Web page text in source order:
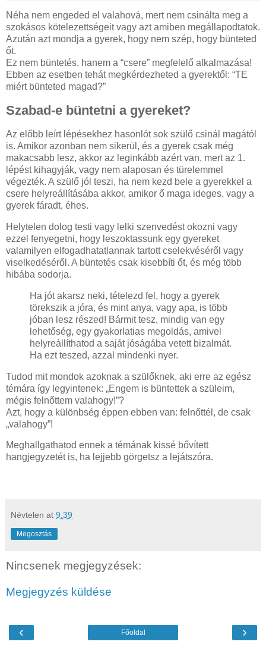
Néha nem engeded el valahová, mert nem csinálta meg a
szokásos kötelezettségeit vagy azt amiben megállapodtatok.
Azután azt mondja a gyerek, hogy nem szép, hogy bünteted
őt.
Ez nem büntetés, hanem a “csere” megfelelő alkalmazása!
Ebben az esetben tehát megkérdezheted a gyerektől: “TE
miért bünteted magad?”
Szabad-e büntetni a gyereket?
Az előbb leírt lépésekhez hasonlót sok szülő csinál magától
is. Amikor azonban nem sikerül, és a gyerek csak még
makacsabb lesz, akkor az leginkább azért van, mert az 1.
lépést kihagyják, vagy nem alaposan és türelemmel
végezték. A szülő jól teszi, ha nem kezd bele a gyerekkel a
csere helyreállításába akkor, amikor ő maga ideges, vagy a
gyerek fáradt, éhes.
Helytelen dolog testi vagy lelki szenvedést okozni vagy
ezzel fenyegetni, hogy leszoktassunk egy gyereket
valamilyen elfogadhatatlannak tartott cselekvéséről vagy
viselkedéséről. A büntetés csak kisebbíti őt, és még több
hibába sodorja.
Ha jót akarsz neki, tételezd fel, hogy a gyerek
törekszik a jóra, és mint anya, vagy apa, is több
jóban lesz részed! Bármit tesz, mindig van egy
lehetőség, egy gyakorlatias megoldás, amivel
helyreállíthatod a saját jóságába vetett bizalmát.
Ha ezt teszed, azzal mindenki nyer.
Tudod mit mondok azoknak a szülőknek, aki erre az egész
témára így legyintenek: „Engem is büntettek a szüleim,
mégis felnőttem valahogy!”?
Azt, hogy a különbség éppen ebben van: felnőttél, de csak
„valahogy”!
Meghallgathatod ennek a témának kissé bővített
hangjegyzetét is, ha lejjebb görgetsz a lejátszóra.
Névtelen at 9:39
Megosztás
Nincsenek megjegyzések:
Megjegyzés küldése
‹ ›
Főoldal